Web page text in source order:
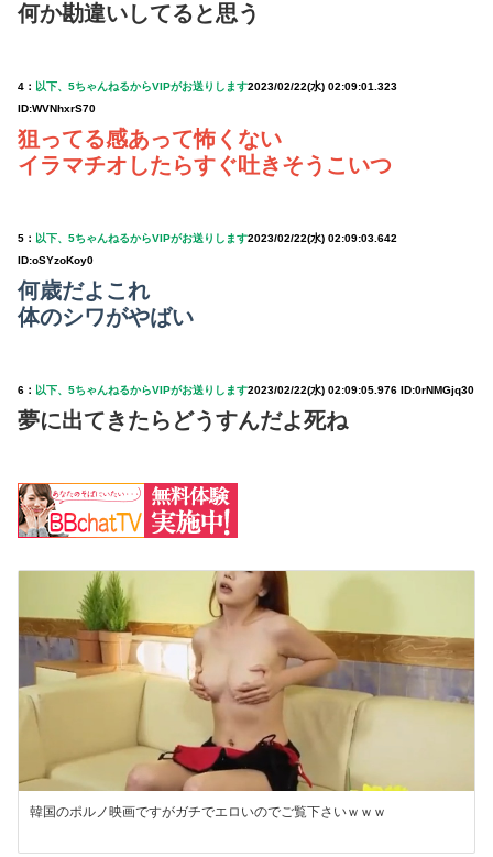
何か勘違いしてると思う
4： 以下、5ちゃんねるからVIPがお送りします2023/02/22(水) 02:09:01.323
ID:WVNhxrS70
狙ってる感あって怖くない
イラマチオしたらすぐ吐きそうこいつ
5： 以下、5ちゃんねるからVIPがお送りします2023/02/22(水) 02:09:03.642
ID:oSYzoKoy0
何歳だよこれ
体のシワがやばい
6： 以下、5ちゃんねるからVIPがお送りします2023/02/22(水) 02:09:05.976 ID:0rNMGjq30
夢に出てきたらどうすんだよ死ね
韓国のポルノ映画ですがガチでエロいのでご覧下さいｗｗｗ